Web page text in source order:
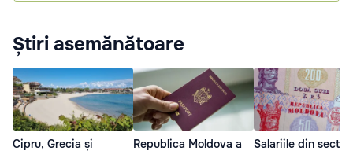
Știri asemănătoare
Cipru, Grecia și
Republica Moldova a
Salariile din